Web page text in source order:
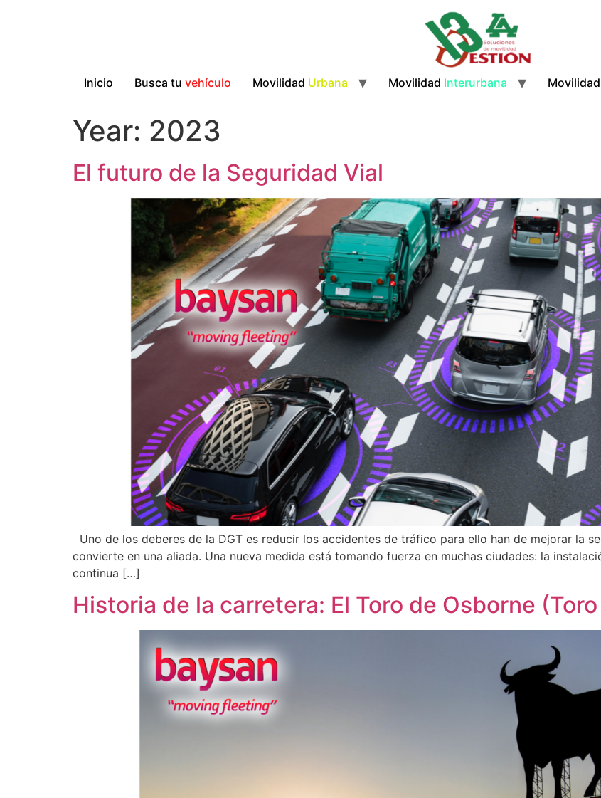
Inicio Busca tu vehículo Movilidad Urbana Movilidad Interurbana
Year: 2023
El futuro de la Seguridad Vial
Uno de los deberes de la DGT es reducir los accidentes de tráfico para ello han de mejorar la
convierte en una aliada. Una nueva medida está tomando fuerza en muchas ciudades: la
continua […]
Historia de la carretera: El Toro de Osborne